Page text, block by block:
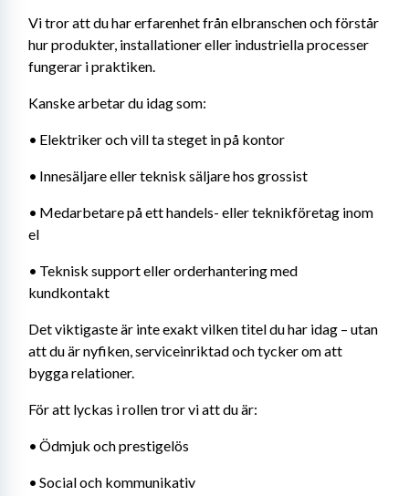
Vi tror att du har erfarenhet från elbranschen och förstår
hur produkter, installationer eller industriella processer
fungerar i praktiken.
Kanske arbetar du idag som:
•	Elektriker och vill ta steget in på kontor
•	Innesäljare eller teknisk säljare hos grossist
•	Medarbetare på ett handels- eller teknikföretag inom
el
•	Teknisk support eller orderhantering med
kundkontakt
Det viktigaste är inte exakt vilken titel du har idag – utan
att du är nyfiken, serviceinriktad och tycker om att
bygga relationer.
För att lyckas i rollen tror vi att du är:
•	Ödmjuk och prestigelös
•	Social och kommunikativ